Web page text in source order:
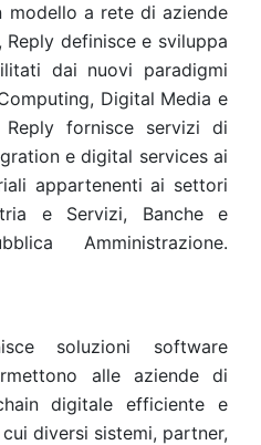
a rete di aziende
definisce e sviluppa
dai nuovi paradigmi
Digital Media e
fornisce servizi di
e digital services ai
appartenenti ai settori
e Servizi, Banche e
Amministrazione.
soluzioni software
alle aziende di
digitale efficiente e
diversi sistemi, partner,